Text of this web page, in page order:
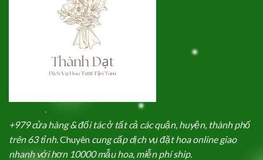
+979 cửa hàng & đối tác ở tất cả các quận, huyện, thành phố
trên 63 tỉnh. Chuyên cung cấp dịch vụ đặt hoa online giao
nhanh với hơn 10000 mẫu hoa, miễn phí ship.